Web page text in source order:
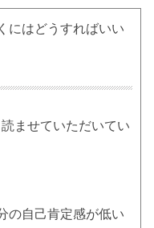
にはどうすればいい
読ませていただいてい
の自己肯定感が低い